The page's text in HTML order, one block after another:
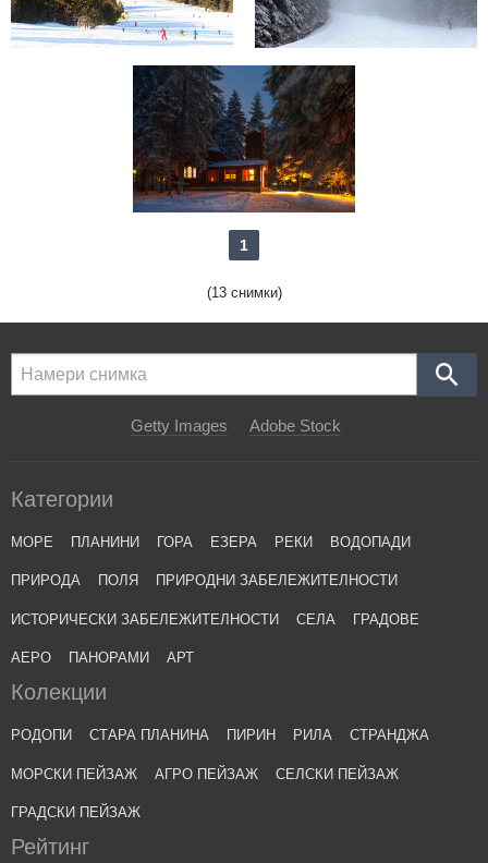
1
(13 снимки)
Getty Images Adobe Stock
Категории
МОРЕ ПЛАНИНИ ГОРА ЕЗЕРА РЕКИ ВОДОПАДИ
ПРИРОДА ПОЛЯ ПРИРОДНИ ЗАБЕЛЕЖИТЕЛНОСТИ
ИСТОРИЧЕСКИ ЗАБЕЛЕЖИТЕЛНОСТИ СЕЛА ГРАДОВЕ
АЕРО ПАНОРАМИ АРТ
Колекции
РОДОПИ СТАРА ПЛАНИНА ПИРИН РИЛА СТРАНДЖА
МОРСКИ ПЕЙЗАЖ АГРО ПЕЙЗАЖ СЕЛСКИ ПЕЙЗАЖ
ГРАДСКИ ПЕЙЗАЖ
Рейтинг